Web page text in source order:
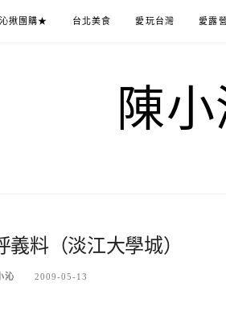
揪團購★ 台北美食 愛玩台灣 愛露
陳
義料（淡江大學城）
沁 2009-05-13